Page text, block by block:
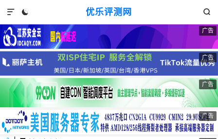
优乐评测网
 

广告
广告
广告
广告